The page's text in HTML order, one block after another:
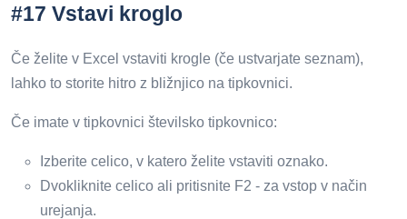
#17 Vstavi kroglo
Če želite v Excel vstaviti krogle (če ustvarjate seznam),
lahko to storite hitro z bližnjico na tipkovnici.
Če imate v tipkovnici številsko tipkovnico:
Izberite celico, v katero želite vstaviti oznako.
Dvokliknite celico ali pritisnite F2 - za vstop v način
urejanja.